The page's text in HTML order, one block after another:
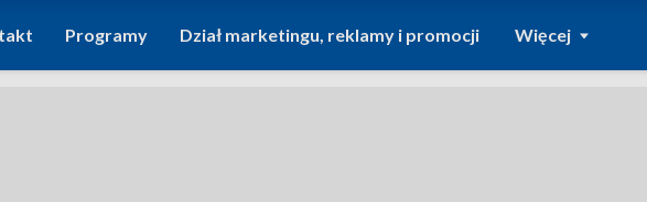
Programy Dział marketingu, reklamy i promocji Więcej